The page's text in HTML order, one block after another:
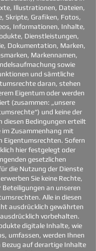
Illustrationen, Dateien,
Skripte, Grafiken, Fotos,
Informationen, Inhalte,
Dienstleistungen,
Dokumentation, Marken,
Markennamen,
sowie
und sämtliche
daran, stehen
Eigentum oder werden
(zusammen: „unsere
und keine der
diesen Bedingungen erteilt
im Zusammenhang mit
Eigentumsrechten. Sofern
hier festgelegt oder
gesetzlichen
die Nutzung der Dienste
Sie keine Rechte,
Beteiligungen an unseren
Alle in diesen
ausdrücklich gewährten
vorbehalten.
digitale Inhalte, wie
umfassen, werden Ihnen
Bezug auf derartige Inhalte